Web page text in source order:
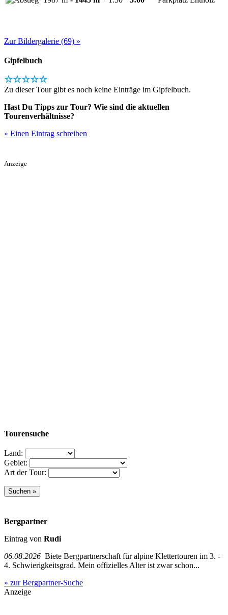
Zur Bildergalerie (69) »
Gipfelbuch
☆☆☆☆☆
Zu dieser Tour gibt es noch keine Einträge im Gipfelbuch.
Hast Du Tipps zur Tour? Wie sind die aktuellen
Tourenverhältnisse?
» Einen Eintrag schreiben
Anzeige
Tourensuche
Land:
Gebiet:
Art der Tour:
Bergpartner
Eintrag von Rudi
06.08.2026 Biete Bergpartnerschaft für alpine Klettertouren im 3. -
4. Schwierigkeitsgrad. Mein offizielles Alter ist zwar schon...
» zur Bergpartner-Suche
Anzeige